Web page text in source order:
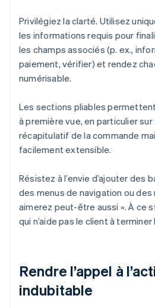
Privilégiez la clarté. Utilisez
les informations requis pour
les champs associés (p. ex.,
paiement, vérifier) et rendez
numérisable.
Les sections pliables
à première vue, en particulier sur
récapitulatif de la commande
facilement extensible.
Résistez à l’envie d’ajouter des
des menus de navigation ou des
aimerez peut-être aussi ». À ce
qui n’aide pas le client à
Rendre l’appel à
indubitable